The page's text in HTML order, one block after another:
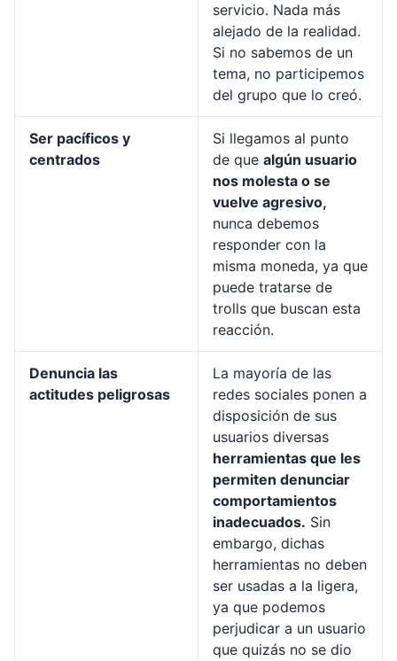
servicio. Nada más
alejado de la realidad.
Si no sabemos de un
tema, no participemos
del grupo que lo creó.
Ser pacíficos y
centrados
Si llegamos al punto
de que algún usuario
nos molesta o se
vuelve agresivo,
nunca debemos
responder con la
misma moneda, ya que
puede tratarse de
trolls que buscan esta
reacción.
Denuncia las
actitudes peligrosas
La mayoría de las
redes sociales ponen a
disposición de sus
usuarios diversas
herramientas que les
permiten denunciar
comportamientos
inadecuados. Sin
embargo, dichas
herramientas no deben
ser usadas a la ligera,
ya que podemos
perjudicar a un usuario
que quizás no se dio